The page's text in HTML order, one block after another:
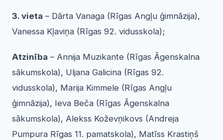
3. vieta – Dārta Vanaga (Rīgas Angļu ģimnāzija),
Vanessa Kļaviņa (Rīgas 92. vidusskola);
Atzinība – Annija Muzikante (Rīgas Āgenskalna
sākumskola), Uljana Galicina (Rīgas 92.
vidusskola), Marija Kimmele (Rīgas Angļu
ģimnāzija), Ieva Beča (Rīgas Āgenskalna
sākumskola), Alekss Koževņikovs (Andreja
Pumpura Rīgas 11. pamatskola), Matīss Krastiņš